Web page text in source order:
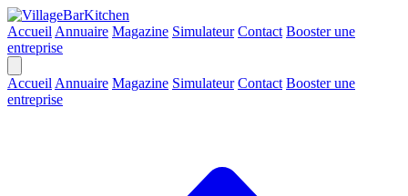
Accueil Annuaire Magazine Simulateur Contact Booster une
entreprise
Accueil Annuaire Magazine Simulateur Contact Booster une
entreprise